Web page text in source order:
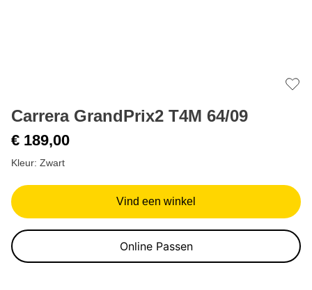
Carrera GrandPrix2 T4M 64/09
€ 189,00
Kleur: Zwart
Vind een winkel
Online Passen